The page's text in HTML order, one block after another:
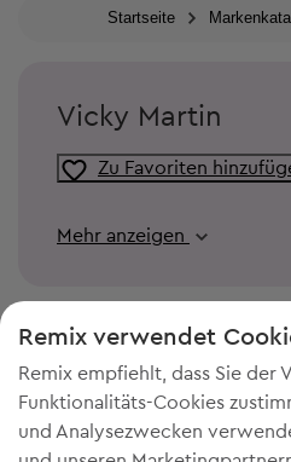
Startseite
Vicky Martin
Zu Favoriten
Mehr anzeigen
Remix verwendet
Remix empfiehlt, dass Sie der
Funktionalitäts-Cookies
und Analysezwecken